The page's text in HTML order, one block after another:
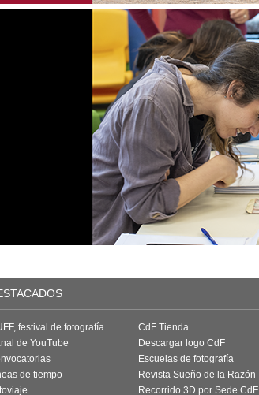
festival de fotografía
de YouTube
de tiempo
CdF Tienda
Descargar logo CdF
Escuelas de fotografía
Revista Sueño de la Razón
Recorrido 3D por Sede CdF